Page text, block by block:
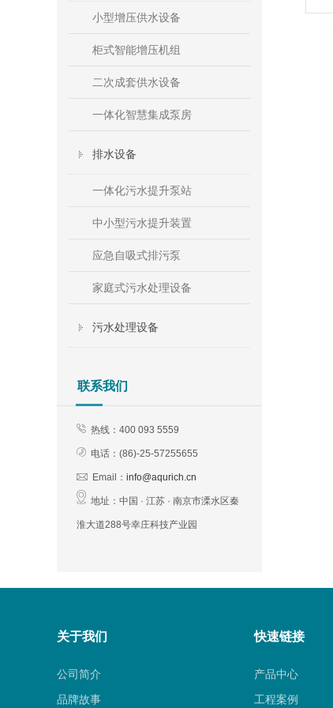
小型增压供水设备
柜式智能增压机组
二次成套供水设备
一体化智慧集成泵房
排水设备
一体化污水提升泵站
中小型污水提升装置
应急自吸式排污泵
家庭式污水处理设备
污水处理设备
联系我们
热线：400 093 5559
电话：(86)-25-57255655
Email： info@aqurich.cn
地址： 中国 · 江苏 · 南京市溧水区秦
淮大道288号幸庄科技产业园
关于我们
公司简介
品牌故事
快速链接
产品中心
工程案例